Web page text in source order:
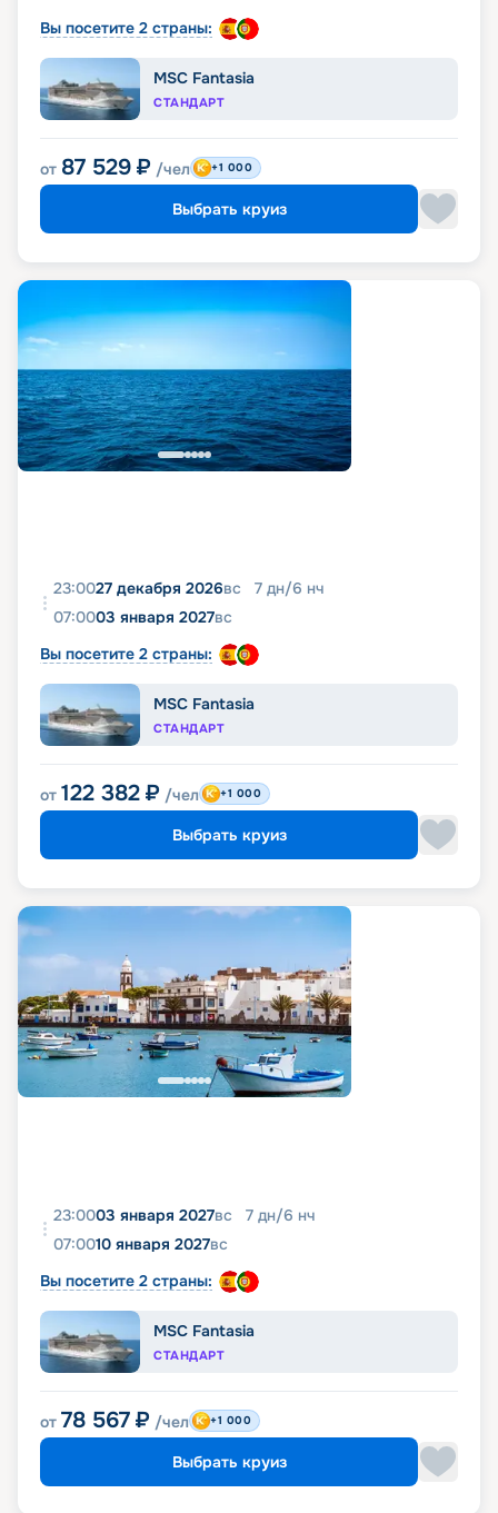
Вы посетите 2 страны:
MSC Fantasia
СТАНДАРТ
от 87 529 ₽ /чел +1 000
Выбрать круиз
23:0027 декабря 2026вс 7 дн/6 нч
07:0003 января 2027вс
Вы посетите 2 страны:
MSC Fantasia
СТАНДАРТ
от 122 382 ₽ /чел +1 000
Выбрать круиз
23:0003 января 2027вс 7 дн/6 нч
07:0010 января 2027вс
Вы посетите 2 страны:
MSC Fantasia
СТАНДАРТ
от 78 567 ₽ /чел +1 000
Выбрать круиз